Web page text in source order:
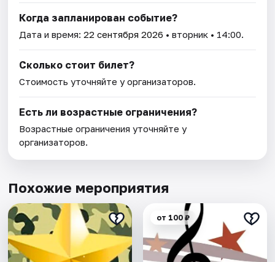
Когда запланирован событие?
Дата и время:22 сентября 2026 • вторник • 14:00.
Сколько стоит билет?
Стоимость уточняйте у организаторов.
Есть ли возрастные ограничения?
Возрастные ограничения уточняйте у
организаторов.
Похожие мероприятия
от 100 ₽